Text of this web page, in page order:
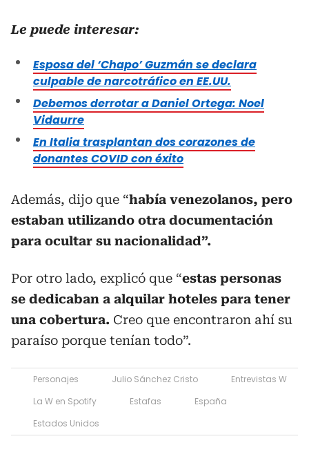
Le puede interesar:
Esposa del ‘Chapo’ Guzmán se declara
culpable de narcotráfico en EE.UU.
Debemos derrotar a Daniel Ortega: Noel
Vidaurre
En Italia trasplantan dos corazones de
donantes COVID con éxito
Además, dijo que “había venezolanos, pero
estaban utilizando otra documentación
para ocultar su nacionalidad”.
Por otro lado, explicó que “estas personas
se dedicaban a alquilar hoteles para tener
una cobertura. Creo que encontraron ahí su
paraíso porque tenían todo”.
Personajes Julio Sánchez Cristo
Entrevistas W
La W en Spotify
Estafas
España
Estados Unidos